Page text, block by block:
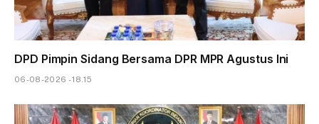
DPD Pimpin Sidang Bersama DPR MPR Agustus Ini
06-08-2026 - 18.15